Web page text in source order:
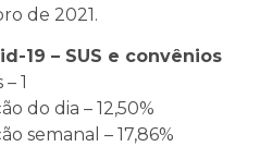
de 2021.
19 – SUS e convênios
1
do dia – 12,50%
semanal – 17,86%